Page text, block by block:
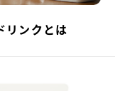
ンクとは